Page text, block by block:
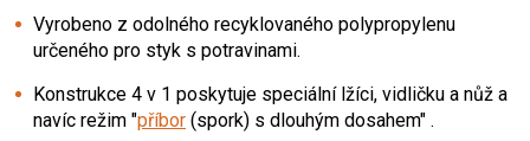
Vyrobeno z odolného recyklovaného polypropylenu
určeného pro styk s potravinami.
Konstrukce 4 v 1 poskytuje speciální lžíci, vidličku a nůž a
navíc režim "příbor (spork) s dlouhým dosahem" .